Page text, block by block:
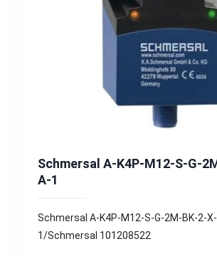
Schmersal A-K4P-M12-S-G-
A-1
Schmersal A-K4P-M12-S-G-2M-BK-2-
1/Schmersal 101208522